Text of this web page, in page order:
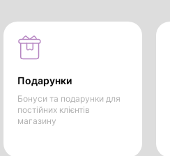
Подарунки
Бонуси та подарунки для
постійних клієнтів
магазину